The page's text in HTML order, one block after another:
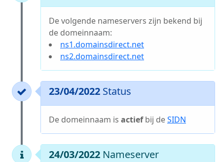
De volgende nameservers zijn bekend bij
de domeinnaam:
ns1.domainsdirect.net
ns2.domainsdirect.net
23/04/2022 Status
De domeinnaam is actiefbij deSIDN
24/03/2022 Nameserver